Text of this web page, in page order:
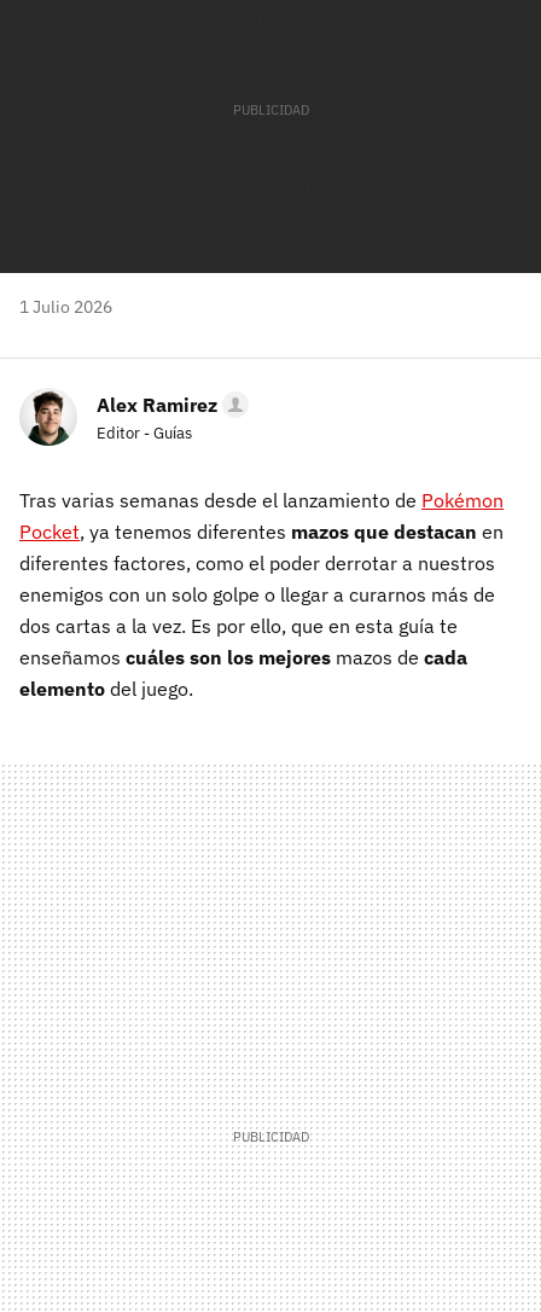
1 Julio 2026
Alex Ramirez
Editor - Guías
Tras varias semanas desde el lanzamiento de Pokémon
Pocket, ya tenemos diferentes mazos que destacan en
diferentes factores, como el poder derrotar a nuestros
enemigos con un solo golpe o llegar a curarnos más de
dos cartas a la vez. Es por ello, que en esta guía te
enseñamos cuáles son los mejores mazos de cada
elemento del juego.